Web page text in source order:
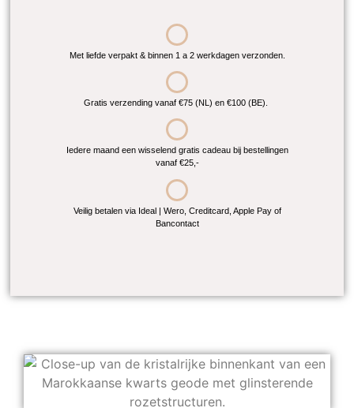
Met liefde verpakt & binnen 1 a 2 werkdagen verzonden.
Gratis verzending vanaf €75 (NL) en €100 (BE).
Iedere maand een wisselend gratis cadeau bij bestellingen
vanaf €25,-
Veilig betalen via Ideal | Wero, Creditcard, Apple Pay of
Bancontact